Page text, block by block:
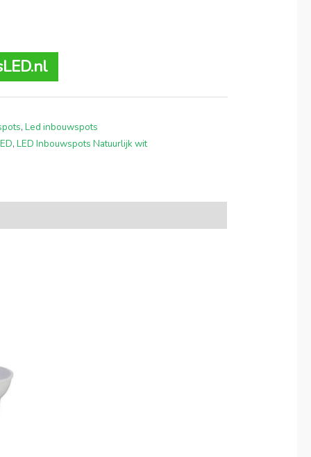
,Led inbouwspots
,LED Inbouwspots Natuurlijk wit